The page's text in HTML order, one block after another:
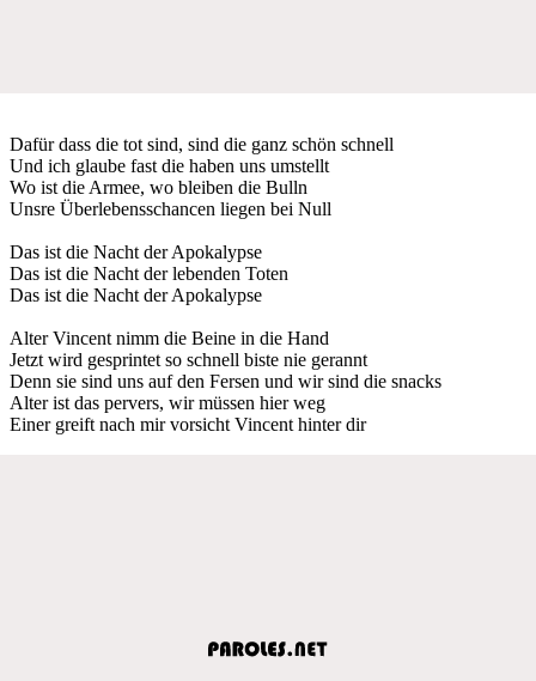
Dafür dass die tot sind, sind die ganz schön schnell
Und ich glaube fast die haben uns umstellt
Wo ist die Armee, wo bleiben die Bulln
Unsre Überlebensschancen liegen bei Null
Das ist die Nacht der Apokalypse
Das ist die Nacht der lebenden Toten
Das ist die Nacht der Apokalypse
Alter Vincent nimm die Beine in die Hand
Jetzt wird gesprintet so schnell biste nie gerannt
Denn sie sind uns auf den Fersen und wir sind die snacks
Alter ist das pervers, wir müssen hier weg
Einer greift nach mir vorsicht Vincent hinter dir